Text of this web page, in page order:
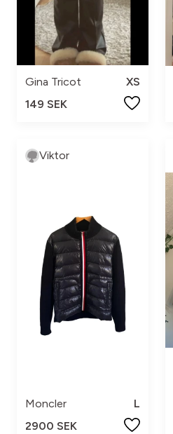
Gina Tricot
XS
149 SEK
Viktor
Moncler
L
2900 SEK